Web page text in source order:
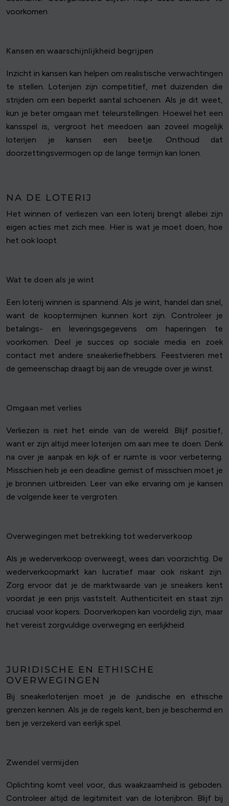
voorkomen.
Kansen en waarschijnlijkheid begrijpen
Inzicht in kansen kan helpen om realistische verwachtingen
te stellen. Loterijen zijn competitief, met duizenden die
strijden om een beperkt aantal schoenen. Als je dit weet,
kun je beter omgaan met teleurstellingen. Hoewel het een
kansspel is, vergroot het meedoen aan zoveel mogelijk
loterijen je kansen een beetje. Onthoud dat
doorzettingsvermogen op de lange termijn kan lonen.
NA DE LOTERIJ
Het winnen of verliezen van een loterij brengt allebei zijn
eigen acties met zich mee. Hier is wat je moet doen, hoe
het ook loopt.
Wat te doen als je wint
Een loterij winnen is spannend. Als je wint, handel dan snel,
want de kooptermijnen kunnen kort zijn. Controleer je
betalings- en leveringsgegevens om haperingen te
voorkomen. Deel je succes op sociale media en zoek
contact met andere sneakerliefhebbers. Feestvieren met
de gemeenschap draagt bij aan de vreugde over je winst.
Omgaan met verlies
Verliezen is niet het einde van de wereld. Blijf positief,
want er zijn altijd meer loterijen om aan mee te doen. Denk
na over je aanpak en kijk of er ruimte is voor verbetering.
Misschien heb je een deadline gemist of misschien moet je
je bronnen uitbreiden. Leer van elke ervaring om je kansen
de volgende keer te vergroten.
Overwegingen met betrekking tot wederverkoop
Als je wederverkoop overweegt, wees dan voorzichtig. De
wederverkoopmarkt kan lucratief maar ook riskant zijn.
Zorg ervoor dat je de marktwaarde van je sneakers kent
voordat je een prijs vaststelt. Authenticiteit en staat zijn
cruciaal voor kopers. Doorverkopen kan voordelig zijn, maar
het vereist zorgvuldige overweging en eerlijkheid.
JURIDISCHE EN ETHISCHE
OVERWEGINGEN
Bij sneakerloterijen moet je de juridische en ethische
grenzen kennen. Als je de regels kent, ben je beschermd en
ben je verzekerd van eerlijk spel.
Zwendel vermijden
Oplichting komt veel voor, dus waakzaamheid is geboden.
Controleer altijd de legitimiteit van de loterijbron. Blijf bij